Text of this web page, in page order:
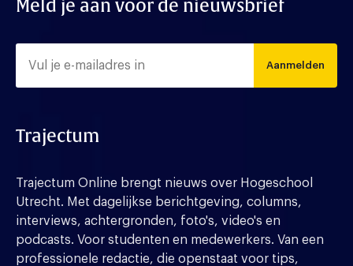
Meld je aan voor de nieuwsbrief
Aanmelden
Trajectum
Trajectum Online brengt nieuws over Hogeschool
Utrecht. Met dagelijkse berichtgeving, columns,
interviews, achtergronden, foto's, video's en
podcasts. Voor studenten en medewerkers. Van een
professionele redactie, die openstaat voor tips,